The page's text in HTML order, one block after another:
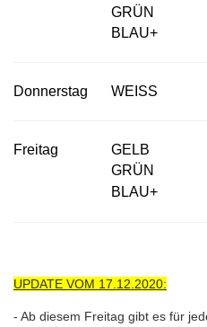
GRÜN
BLAU+
Donnerstag WEISS
Freitag GELB
GRÜN
BLAU+
UPDATE VOM 17.12.2020:
- Ab diesem Freitag gibt es für